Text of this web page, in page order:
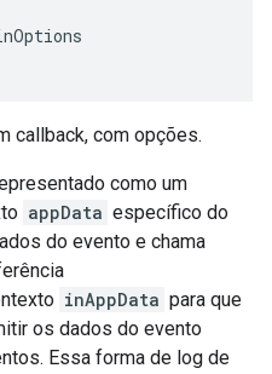
callback, com opções.
como um
appData específico do
do evento e chama
inAppData para que
os dados do evento
Essa forma de log de